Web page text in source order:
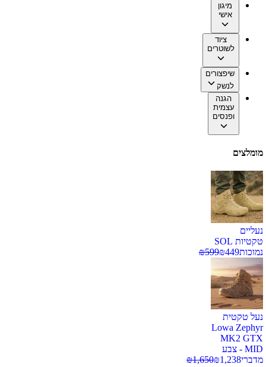
מיגון
אישי
ציוד
לשוטרים
שיפצורים
לנשק
הגנה
עצמית
ופנסים
מומלצים
נעליים
טקטיות SOL
נמוכות
₪449
₪599
נעל טקטית
Lowa Zephyr
MK2 GTX
MID - צבע
מדברי
₪1,238
₪1,650